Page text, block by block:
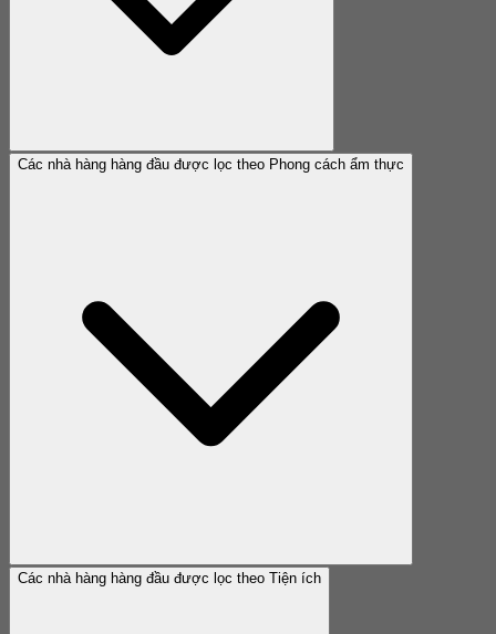
Các nhà hàng hàng đầu được lọc theo Phong cách ẩm thực
Các nhà hàng hàng đầu được lọc theo Tiện ích